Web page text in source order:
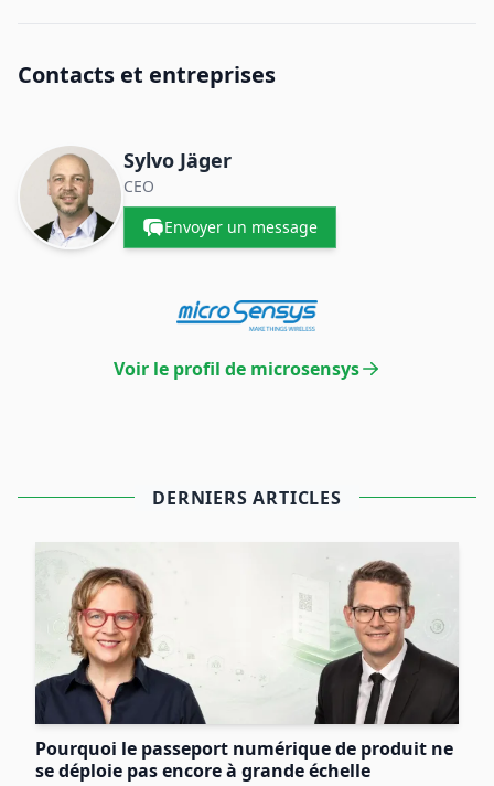
Contacts et entreprises
Sylvo Jäger
CEO
Envoyer un message
Voir le profil de microsensys
DERNIERS ARTICLES
Pourquoi le passeport numérique de produit ne
se déploie pas encore à grande échelle